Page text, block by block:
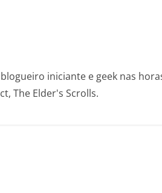
iniciante e geek nas
The Elder's Scrolls.